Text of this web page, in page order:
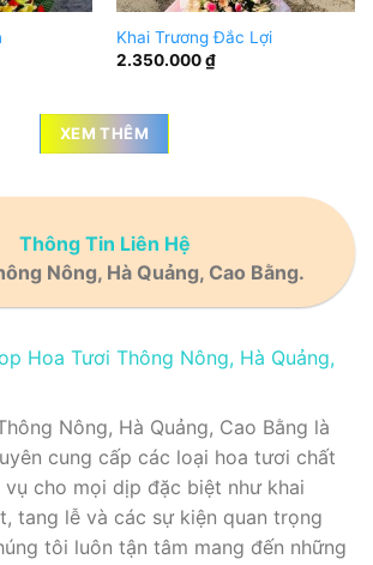
Khai Trương Đắc Lợi
2.350.000₫
XEM THÊM
Thông Tin Liên Hệ
Nông, Hà Quảng, Cao Bằng.
Hoa Tươi Thông Nông, Hà Quảng,
Nông, Hà Quảng, Cao Bằng là
cung cấp các loại hoa tươi chất
cho mọi dịp đặc biệt như khai
tang lễ và các sự kiện quan trọng
tôi luôn tận tâm mang đến những